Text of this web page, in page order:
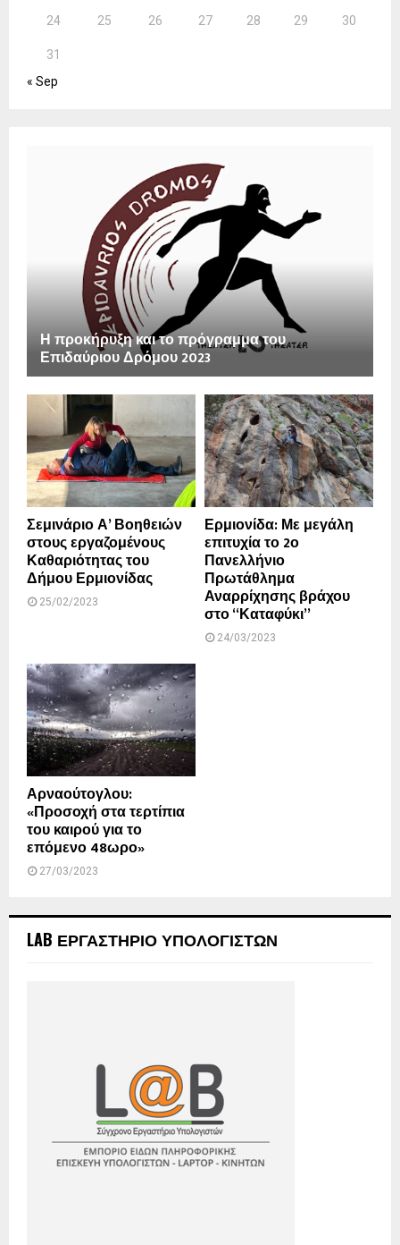
24 25 26 27 28 29 30
31
« Sep
Η προκήρυξη και το πρόγραμμα του
Επιδαύριου Δρόμου 2023
Σεμινάριο Α’ Βοηθειών
στους εργαζομένους
Καθαριότητας του
Δήμου Ερμιονίδας
25/02/2023
Ερμιονίδα: Με μεγάλη
επιτυχία το 2ο
Πανελλήνιο
Πρωτάθλημα
Αναρρίχησης βράχου
στο “Καταφύκι”
24/03/2023
Αρναούτογλου:
«Προσοχή στα τερτίπια
του καιρού για το
επόμενο 48ωρο»
27/03/2023
LAB ΕΡΓΑΣΤΗΡΙΟ ΥΠΟΛΟΓΙΣΤΩΝ